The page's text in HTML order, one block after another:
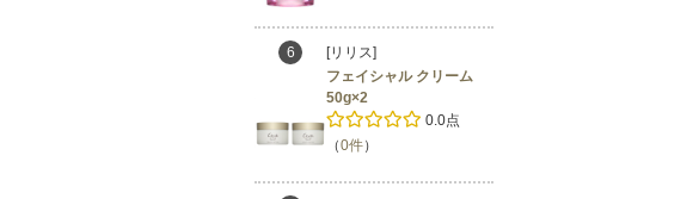
6
[リリス]
フェイシャル クリーム
50g×2
0.0点
（0件）